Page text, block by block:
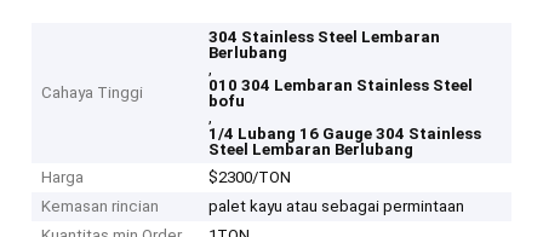
Cahaya Tinggi
304 Stainless Steel Lembaran
Berlubang
,
010 304 Lembaran Stainless Steel
bofu
,
1/4 Lubang 16 Gauge 304 Stainless
Steel Lembaran Berlubang
Harga
$2300/TON
Kemasan rincian
palet kayu atau sebagai permintaan